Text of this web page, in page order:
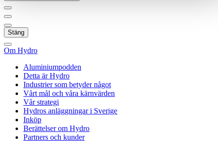
Stäng
Om Hydro
Aluminiumpodden
Detta är Hydro
Industrier som betyder något
Vårt mål och våra kärnvärden
Vår strategi
Hydros anläggningar i Sverige
Inköp
Berättelser om Hydro
Partners och kunder